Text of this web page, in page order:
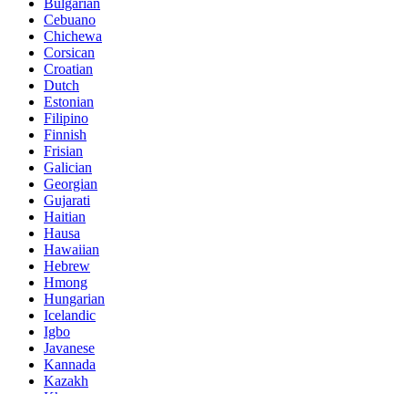
Bulgarian
Cebuano
Chichewa
Corsican
Croatian
Dutch
Estonian
Filipino
Finnish
Frisian
Galician
Georgian
Gujarati
Haitian
Hausa
Hawaiian
Hebrew
Hmong
Hungarian
Icelandic
Igbo
Javanese
Kannada
Kazakh